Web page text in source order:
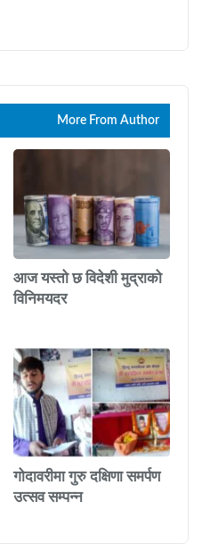
More From Author
आज यस्तो छ विदेशी मुद्राको
विनिमयदर
गोदावरीमा गुरु दक्षिणा समर्पण
उत्सव सम्पन्न